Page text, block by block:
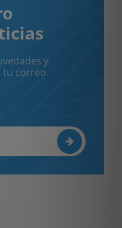
y
tu correo